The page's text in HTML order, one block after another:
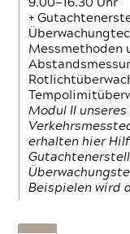
9.00—16.30 Uhr
+
Messmethoden
Modul II
erhalten hier
Beispielen wird